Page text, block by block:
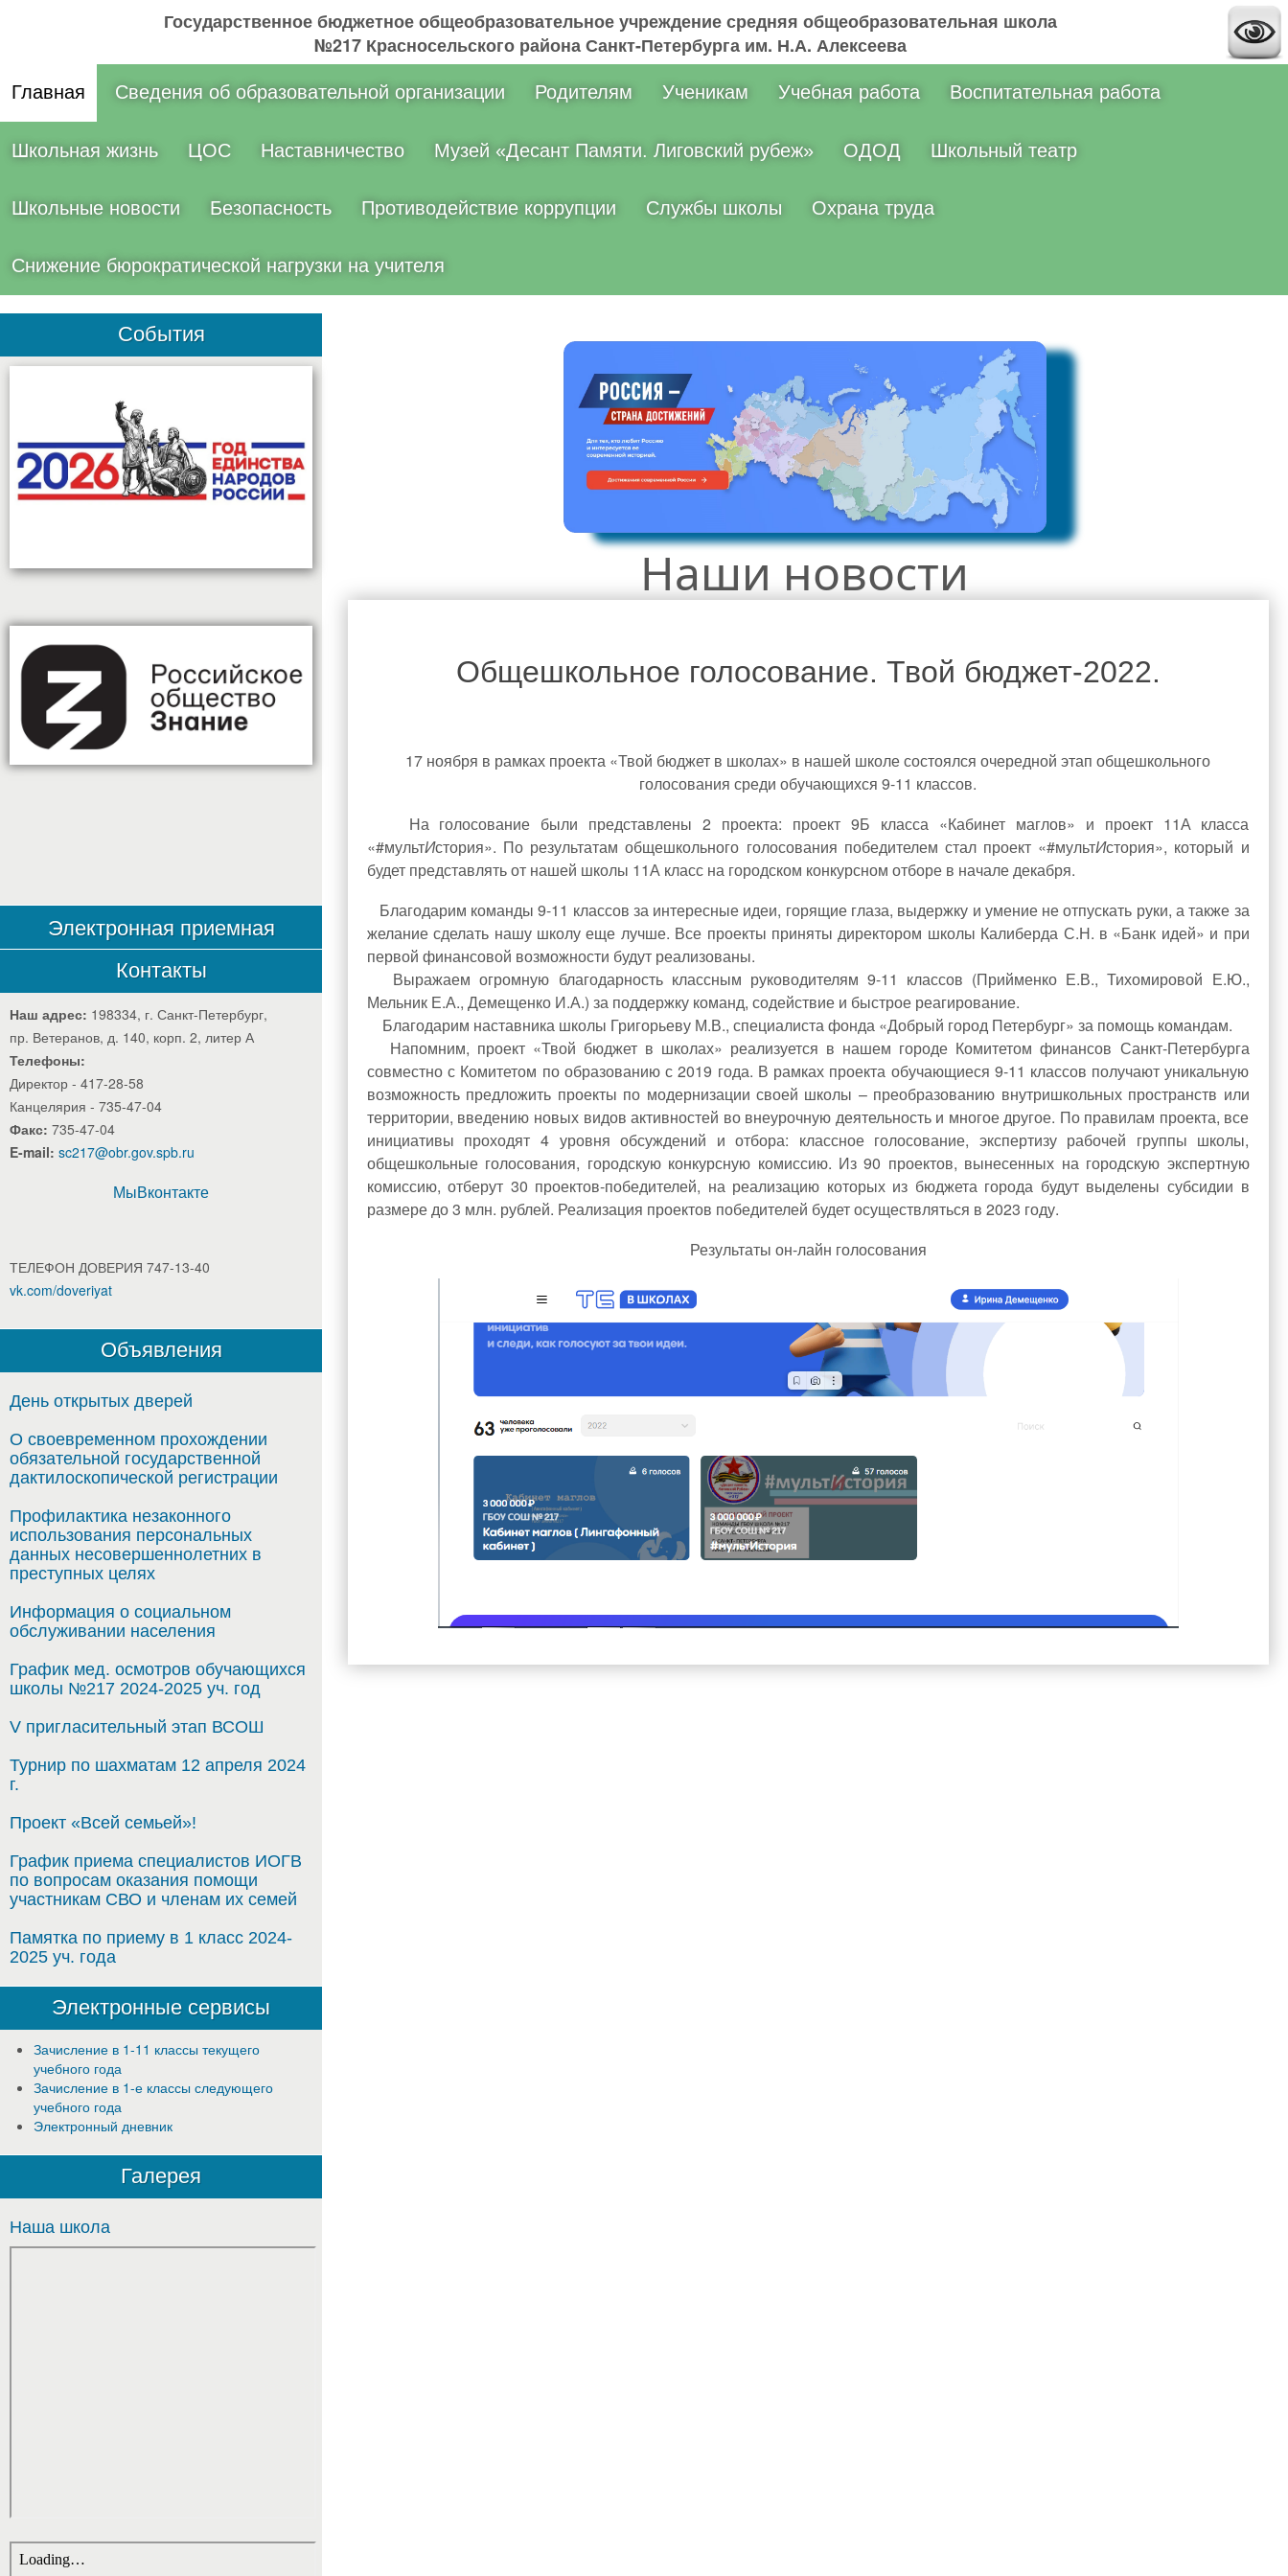
Государственное бюджетное общеобразовательное учреждение средняя общеобразовательная школа
№217 Красносельского района Санкт-Петербурга им. Н.А. Алексеева
Главная Сведения об образовательной организации Родителям Ученикам Учебная работа Воспитательная работа
Школьная жизнь ЦОС Наставничество Музей «Десант Памяти. Лиговский рубеж» ОДОД Школьный театр
Школьные новости Безопасность Противодействие коррупции Службы школы Охрана труда
Снижение бюрократической нагрузки на учителя
События
Электронная приемная
Контакты
Наш адрес: 198334, г. Санкт-Петербург,
пр. Ветеранов, д. 140, корп. 2, литер А
Телефоны:
Директор - 417-28-58
Канцелярия - 735-47-04
Факс: 735-47-04
E-mail: sc217@obr.gov.spb.ru
МыВконтакте
ТЕЛЕФОН ДОВЕРИЯ 747-13-40
vk.com/doveriyat
Объявления
День открытых дверей
О своевременном прохождении
обязательной государственной
дактилоскопической регистрации
Профилактика незаконного
использования персональных
данных несовершеннолетних в
преступных целях
Информация о социальном
обслуживании населения
График мед. осмотров обучающихся
школы №217 2024-2025 уч. год
V пригласительный этап ВСОШ
Турнир по шахматам 12 апреля 2024
г.
Проект «Всей семьей»!
График приема специалистов ИОГВ
по вопросам оказания помощи
участникам СВО и членам их семей
Памятка по приему в 1 класс 2024-
2025 уч. года
Электронные сервисы
Зачисление в 1-11 классы текущего
учебного года
Зачисление в 1-е классы следующего
учебного года
Электронный дневник
Галерея
Наша школа
Наши новости
Общешкольное голосование. Твой бюджет-2022.
17 ноября в рамках проекта «Твой бюджет в школах» в нашей школе состоялся очередной этап общешкольного
голосования среди обучающихся 9-11 классов.
На голосование были представлены 2 проекта: проект 9Б класса «Кабинет маглов» и проект 11А класса
«#мультИстория». По результатам общешкольного голосования победителем стал проект «#мультИстория», который и
будет представлять от нашей школы 11А класс на городском конкурсном отборе в начале декабря.
Благодарим команды 9-11 классов за интересные идеи, горящие глаза, выдержку и умение не отпускать руки, а также за
желание сделать нашу школу еще лучше. Все проекты приняты директором школы Калиберда С.Н. в «Банк идей» и при
первой финансовой возможности будут реализованы.
Выражаем огромную благодарность классным руководителям 9-11 классов (Прийменко Е.В., Тихомировой Е.Ю.,
Мельник Е.А., Демещенко И.А.) за поддержку команд, содействие и быстрое реагирование.
Благодарим наставника школы Григорьеву М.В., специалиста фонда «Добрый город Петербург» за помощь командам.
Напомним, проект «Твой бюджет в школах» реализуется в нашем городе Комитетом финансов Санкт-Петербурга
совместно с Комитетом по образованию с 2019 года. В рамках проекта обучающиеся 9-11 классов получают уникальную
возможность предложить проекты по модернизации своей школы – преобразованию внутришкольных пространств или
территории, введению новых видов активностей во внеурочную деятельность и многое другое. По правилам проекта, все
инициативы проходят 4 уровня обсуждений и отбора: классное голосование, экспертизу рабочей группы школы,
общешкольные голосования, городскую конкурсную комиссию. Из 90 проектов, вынесенных на городскую экспертную
комиссию, отберут 30 проектов-победителей, на реализацию которых из бюджета города будут выделены субсидии в
размере до 3 млн. рублей. Реализация проектов победителей будет осуществляться в 2023 году.
Результаты он-лайн голосования